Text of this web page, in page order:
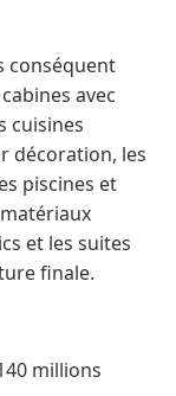
conséquent
avec
cuisines
décoration, les
piscines et
et les suites
finale.
millions